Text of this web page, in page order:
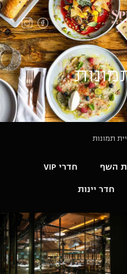
תמונות
השף
חדרי VIP
חדר יינות